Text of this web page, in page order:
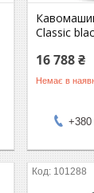
Classic
16 788 ₴
Немає в
+380
101288